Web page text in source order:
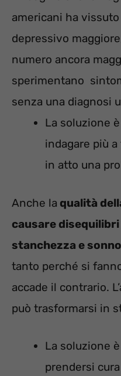
americani ha
depressivo
numero ancora
sperimentano
senza una diagnosi
La soluzione
indagare più
in atto una
Anche la qualità
causare
stanchezza e
tanto perché si
accade il contrario.
può trasformarsi in
La soluzione
prendersi